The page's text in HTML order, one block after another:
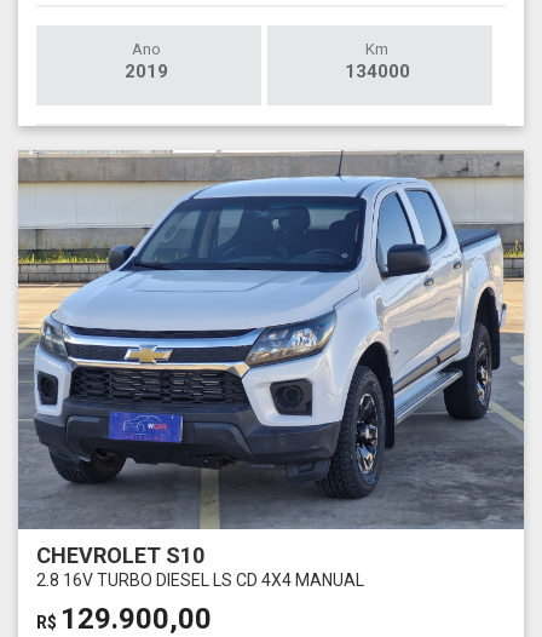
Ano
2019
Km
134000
CHEVROLET S10
2.8 16V TURBO DIESEL LS CD 4X4 MANUAL
R$ 129.900,00